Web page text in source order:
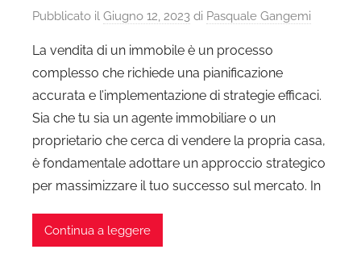
Pubblicato il Giugno 12, 2023 di Pasquale Gangemi
La vendita di un immobile è un processo
complesso che richiede una pianificazione
accurata e l’implementazione di strategie efficaci.
Sia che tu sia un agente immobiliare o un
proprietario che cerca di vendere la propria casa,
è fondamentale adottare un approccio strategico
per massimizzare il tuo successo sul mercato. In
Continua a leggere